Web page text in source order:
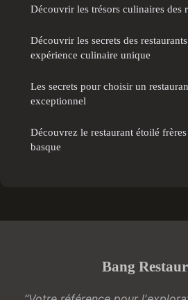
Découvrir les trésors culinaires des
Découvrir les secrets des
expérience culinaire unique
Les secrets pour choisir un
exceptionnel
Découvrez le restaurant étoilé
basque
Bang